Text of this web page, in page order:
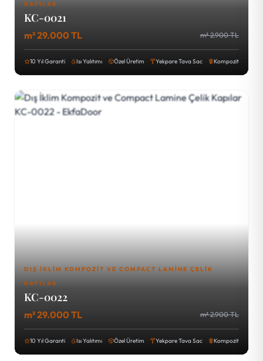
KAPILAR
KC-0021
m² 29.000 TL m² 2.900 TL
10 Yıl Garanti Isı Yalıtımı Özel Üretim Yekpare Tava Sac Kompozit
DIŞ İKLIM KOMPOZIT VE COMPACT LAMINE ÇELIK
KAPILAR
KC-0022
m² 29.000 TL m² 2.900 TL
10 Yıl Garanti Isı Yalıtımı Özel Üretim Yekpare Tava Sac Kompozit